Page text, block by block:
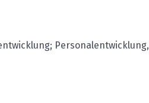
Personalentwicklung,